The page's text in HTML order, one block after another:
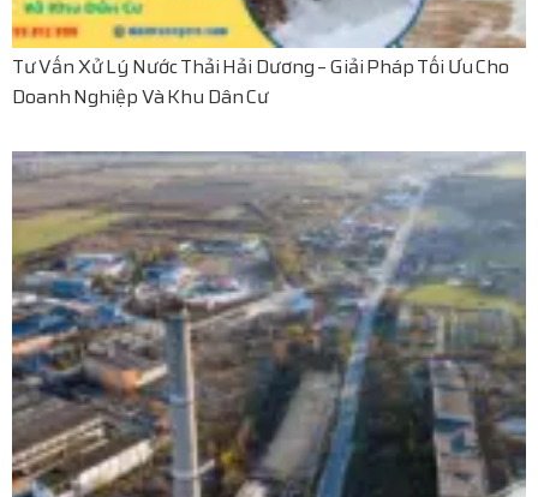
Tư Vấn Xử Lý Nước Thải Hải Dương – Giải Pháp Tối Ưu Cho
Doanh Nghiệp Và Khu Dân Cư